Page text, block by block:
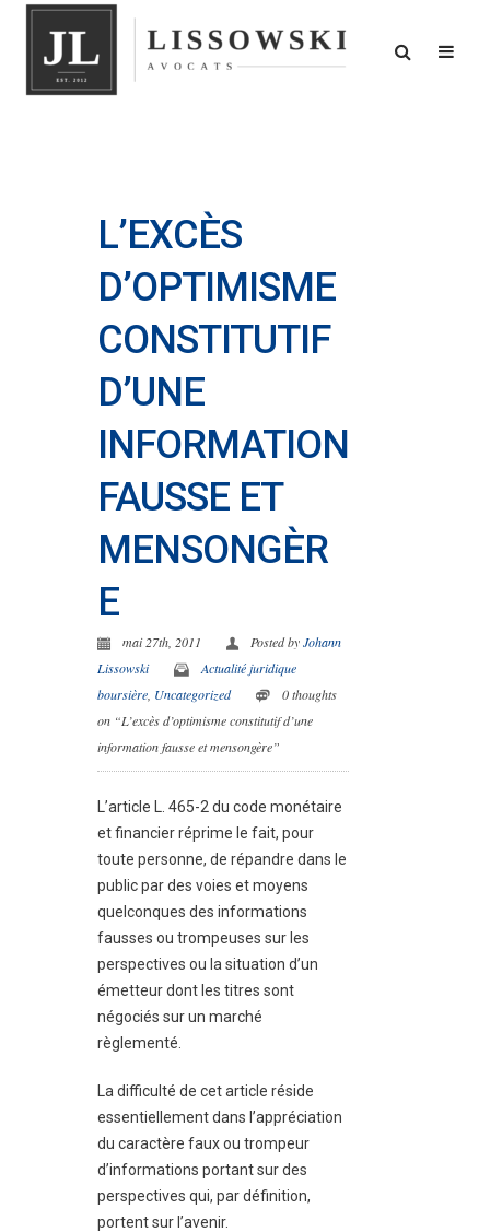
L’EXCÈS
D’OPTIMISME
CONSTITUTIF
D’UNE
INFORMATION
FAUSSE ET
MENSONGÈR
E
mai 27th, 2011 Posted byJohann
Lissowski
Actualité juridique
boursière Uncategorized
0 thoughts
on “L’excès d’optimisme constitutif d’une
information fausse et mensongère”
L’article L. 465-2 du code monétaire
et financier réprime le fait, pour
toute personne, de répandre dans le
public par des voies et moyens
quelconques des informations
fausses ou trompeuses sur les
perspectives ou la situation d’un
émetteur dont les titres sont
négociés sur un marché
règlementé.
La difficulté de cet article réside
essentiellement dans l’appréciation
du caractère faux ou trompeur
d’informations portant sur des
perspectives qui, par définition,
portent sur l’avenir.